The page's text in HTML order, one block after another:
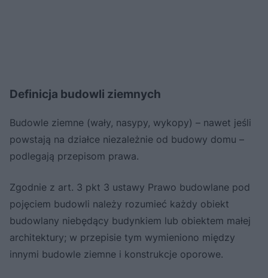
Definicja budowli ziemnych
Budowle ziemne (wały, nasypy, wykopy) – nawet jeśli
powstają na działce niezależnie od budowy domu –
podlegają przepisom prawa.
Zgodnie z art. 3 pkt 3 ustawy Prawo budowlane pod
pojęciem budowli należy rozumieć każdy obiekt
budowlany niebędący budynkiem lub obiektem małej
architektury; w przepisie tym wymieniono między
innymi budowle ziemne i konstrukcje oporowe.